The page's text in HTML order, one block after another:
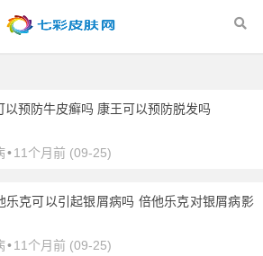
以预防牛皮癣吗 康王可以预防脱发吗
•11个月前 (09-25)
乐克可以引起银屑病吗 倍他乐克对银屑病影
•11个月前 (09-25)